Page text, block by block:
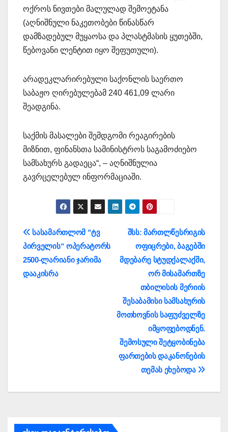
ოქროს ნივთები მალულად შემოეტანა
(აღნიშნული ნაკეთობები წინასწარ
დამზადებულ მუყაოსა და პლასტმასის ყუთებში,
წებოვანი ლენტით იყო შეფუთული).
არადეკლარირებული საქონლის საერთო
საბაჟო ღირებულებამ 240 461,09 ლარი
შეადგინა.
საქმის მასალები შემდგომი რეაგირების
მიზნით, ფინანსთა სამინისტროს საგამოძიებო
სამსახურს გადაეცა“, – აღნიშნულია
გავრცელებულ ინფორმაციაში.
პოსტის
ნავიგაცია
შსს: მართლწესრიგის
ოფიცრები, ბაგებში
მდებარე სტუდქალაქში,
ორ მისამართზე
თბილისის მერიის
შესაბამისი სამსახურის
მოთხოვნის საფუძველზე
იმყოფებოდნენ.
შემოსული შეტყობინება
ფართების დაკანონების
თემას ეხებოდა
სასამართლომ “ტვ
პირველის“ ოპერატორს
2500-ლარიანი ჯარიმა
დააკისრა